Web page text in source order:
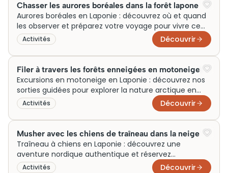
Chasser les aurores boréales dans la forêt lapone
Aurores boréales en Laponie : découvrez où et quand
les observer et préparez votre voyage pour vivre ce
spectacle unique.
Activités Découvrir
Filer à travers les forêts enneigées en motoneige
Excursions en motoneige en Laponie : découvrez nos
sorties guidées pour explorer la nature arctique en
toute sécurité.
Activités Découvrir
Musher avec les chiens de traîneau dans la neige
Traîneau à chiens en Laponie : découvrez une
aventure nordique authentique et réservez
facilement votre excursion hivernale
Activités Découvrir